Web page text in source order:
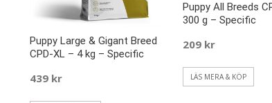
Puppy Large & Gigant Breed
CPD-XL – 4 kg – Specific
439 kr
Puppy All Breeds
300 g – Specific
209 kr
LÄS MERA & KÖP